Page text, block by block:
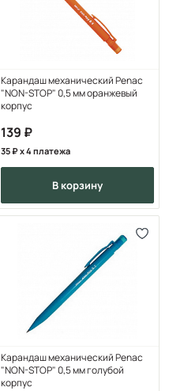
Карандаш механический Penac
"NON-STOP" 0,5 мм оранжевый
корпус
139
35 x 4 платежа
в корзину
Карандаш механический Penac
"NON-STOP" 0,5 мм голубой
корпус